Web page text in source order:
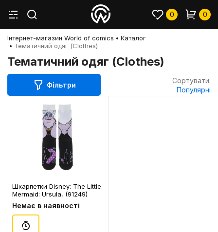
0 0
Інтернет-магазин World of comics
Каталог
Тематичний одяг (Clothes)
Тематичний одяг (Clothes)
Фільтри
Сортувати:
Популярні
Шкарпетки Disney: The Little
Mermaid: Ursula, (91249)
Немає в наявності